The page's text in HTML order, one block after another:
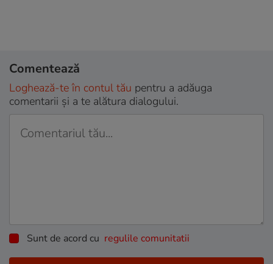
Comentează
Loghează-te în contul tău pentru a adăuga
comentarii și a te alătura dialogului.
Sunt de acord cu regulile comunitatii